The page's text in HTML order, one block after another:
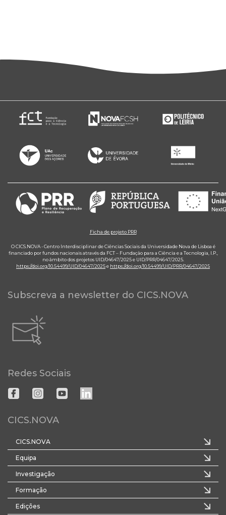
Ficha de projeto PRR
O CICS.NOVA - Centro Interdisciplinar de Ciências Sociais da Universidade Nova de Lisboa é
financiado por fundos nacionais através da FCT – Fundação para a Ciência e a Tecnologia, I.P.,
no âmbito dos projetos UID/04647/2025 e UID/PRR/04647/2025.
https://doi.org/10.54499/UID/04647/2025e https://doi.org/10.54499/UID/PRR/04647/2025
Subscreva a newsletter do CICS.NOVA
Redes Sociais
CICS.NOVA
CICS.NOVA
Equipa
Investigação
Formação
Edições